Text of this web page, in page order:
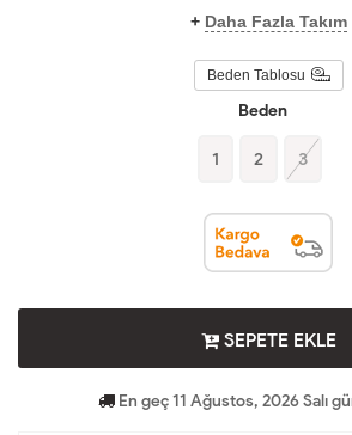
+ Daha Fazla Takım
Beden Tablosu
Beden
1 2 3
SEPETE EKLE
En geç 11 Ağustos, 2026 Salı